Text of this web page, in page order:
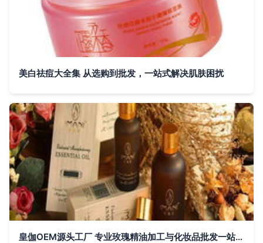
美白祛痘大全集 从选购到批发，一站式解决肌肤困扰
皇伽OEM源头工厂 专业玫瑰精油加工与化妆品批发一站式服务